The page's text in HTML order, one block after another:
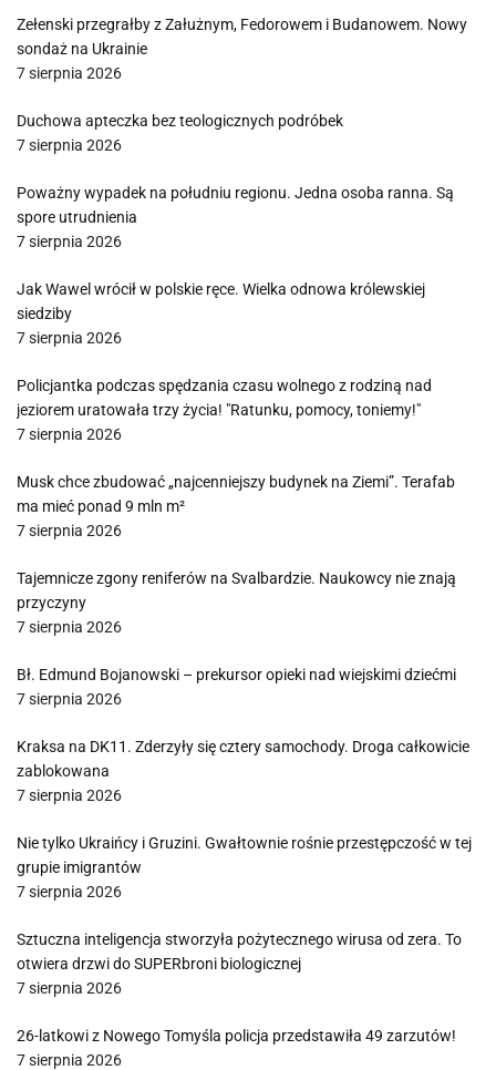
Zełenski przegrałby z Załużnym, Fedorowem i Budanowem. Nowy
sondaż na Ukrainie
7 sierpnia 2026
Duchowa apteczka bez teologicznych podróbek
7 sierpnia 2026
Poważny wypadek na południu regionu. Jedna osoba ranna. Są
spore utrudnienia
7 sierpnia 2026
Jak Wawel wrócił w polskie ręce. Wielka odnowa królewskiej
siedziby
7 sierpnia 2026
Policjantka podczas spędzania czasu wolnego z rodziną nad
jeziorem uratowała trzy życia! "Ratunku, pomocy, toniemy!"
7 sierpnia 2026
Musk chce zbudować „najcenniejszy budynek na Ziemi”. Terafab
ma mieć ponad 9 mln m²
7 sierpnia 2026
Tajemnicze zgony reniferów na Svalbardzie. Naukowcy nie znają
przyczyny
7 sierpnia 2026
Bł. Edmund Bojanowski – prekursor opieki nad wiejskimi dziećmi
7 sierpnia 2026
Kraksa na DK11. Zderzyły się cztery samochody. Droga całkowicie
zablokowana
7 sierpnia 2026
Nie tylko Ukraińcy i Gruzini. Gwałtownie rośnie przestępczość w tej
grupie imigrantów
7 sierpnia 2026
Sztuczna inteligencja stworzyła pożytecznego wirusa od zera. To
otwiera drzwi do SUPERbroni biologicznej
7 sierpnia 2026
26-latkowi z Nowego Tomyśla policja przedstawiła 49 zarzutów!
7 sierpnia 2026